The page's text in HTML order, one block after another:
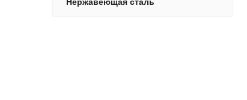
Нержавеющая сталь